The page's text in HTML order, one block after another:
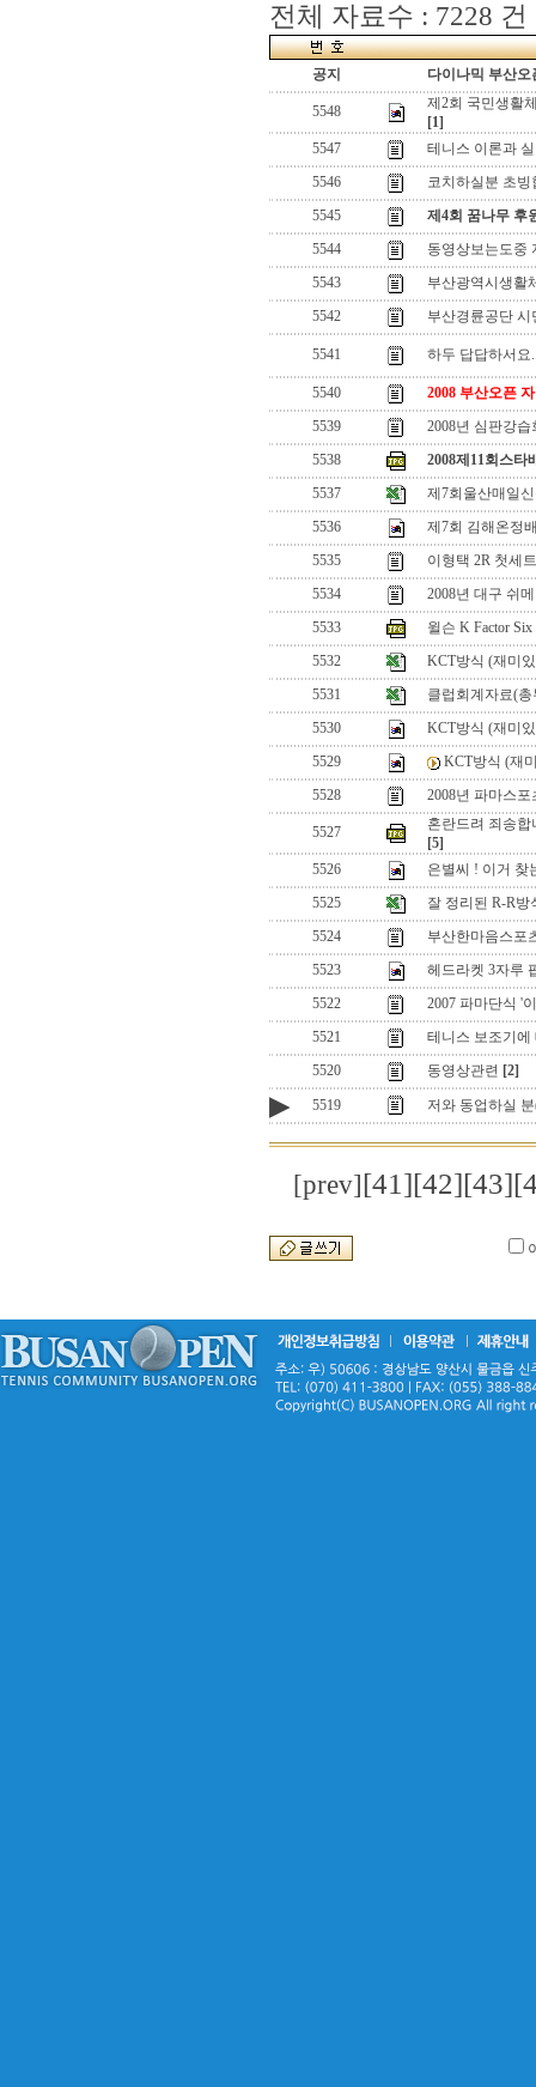
전체 자료수 : 7228 건
공지 다이나믹 부산오
5548
제2회 국민생활
[1]
5547
테니스 이론과
5546
코치하실분 초빙
5545
제4회 꿈나무 후
5544
동영상보는도중
5543
부산광역시생활
5542
부산경륜공단
5541 하두 답답하서요
5540
2008 부산오픈
5539
2008년 심판강
5538
2008제11회스타
5537
제7회울산매일
5536
제7회 김해온정
5535
이형택 2R 첫세트
5534
2008년 대구 쉬
5533
윌슨 K Factor
5532
KCT방식 (재미
5531
클럽회계자료(총
5530
KCT방식 (재미
5529
KCT방식 (재
5528
2008년 파마스
5527
혼란드려 죄송
[5]
5526
은별씨 ! 이거 찾
5525
잘 정리된 R-R방
5524
부산한마음스포
5523
헤드라켓 3자루
5522
2007 파마단식 '
5521
테니스 보조기에
5520
동영상관련 [2]
▶ 5519 저와 동업하실
[prev][41][42][43]